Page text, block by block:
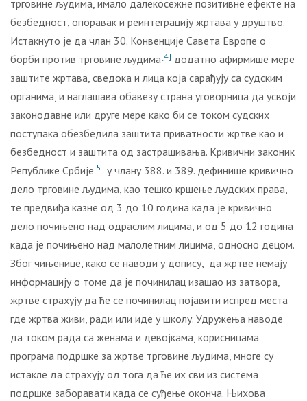
трговине људима, имало далекосежне позитивне ефекте на
безбедност, опоравак и реинтеграцију жртава у друштво.
Истакнуто је да члан 30. Конвенције Савета Европе о
борби против трговине људима[4] додатно афирмише мере
заштите жртава, сведока и лица која сарађују са судским
органима, и наглашава обавезу страна уговорница да усвоји
законодавне или друге мере како би се током судских
поступака обезбедила заштита приватности жртве као и
безбедност и заштита од застрашивања. Кривични законик
Републике Србије[5] у члану 388. и 389. дефинише кривично
дело трговине људима, као тешко кршење људских права,
те предвиђа казне од 3 до 10 година када је кривично
дело почињено над одраслим лицима, и од 5 до 12 година
када је почињено над малолетним лицима, односно децом.
Због чињенице, како се наводи у допису, да жртве немају
информацију о томе да је починилац изашао из затвора,
жртве страхују да ће се починилац појавити испред места
где жртва живи, ради или иде у школу. Удружења наводе
да током рада са женама и девојкама, корисницама
програма подршке за жртве трговине људима, многе су
истакле да страхују од тога да ће их сви из система
подршке заборавати када се суђење оконча. Њихова